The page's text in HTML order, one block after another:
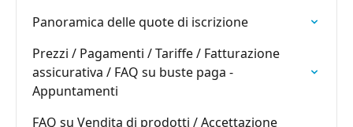
Panoramica delle quote di iscrizione
Prezzi / Pagamenti / Tariffe / Fatturazione
assicurativa / FAQ su buste paga -
Appuntamenti
FAQ su Vendita di prodotti / Accettazione